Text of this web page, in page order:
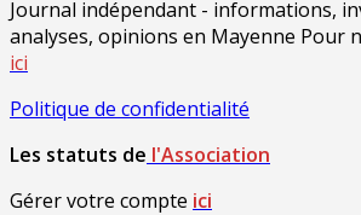
Journal indépendant - informations,
analyses, opinions en Mayenne Pour
ici
Politique de confidentialité
Les statuts de l'Association
Gérer votre compte ici